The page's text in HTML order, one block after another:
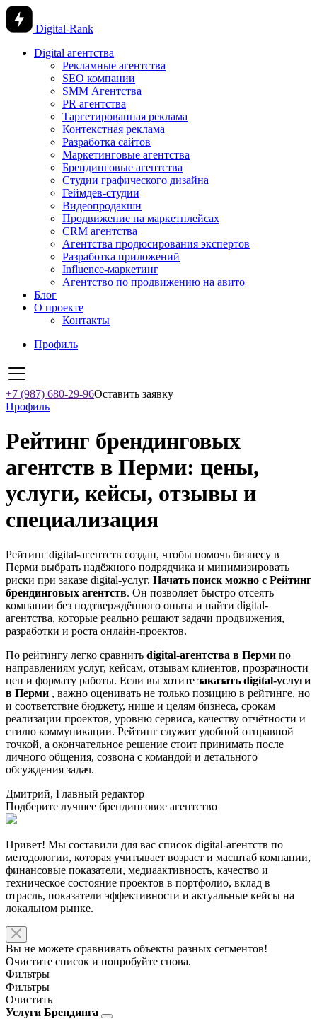
Digital-Rank
Digital агентства
Рекламные агентства
SEO компании
SMM Агентства
PR агентства
Таргетированная реклама
Контекстная реклама
Разработка сайтов
Маркетинговые агентства
Брендинговые агентства
Студии графического дизайна
Геймдев-студии
Видеопродакшн
Продвижение на маркетплейсах
CRM агентства
Агентства продюсирования экспертов
Разработка приложений
Influence-маркетинг
Агентство по продвижению на авито
Блог
О проекте
Контакты
Профиль
+7 (987) 680-29-96Оставить заявку
Профиль
Рейтинг брендинговых
агентств в Перми: цены,
услуги, кейсы, отзывы и
специализация
Рейтинг digital-агентств создан, чтобы помочь бизнесу в
Перми выбрать надёжного подрядчика и минимизировать
риски при заказе digital-услуг. Начать поиск можно с Рейтинг
брендинговых агентств. Он позволяет быстро отсеять
компании без подтверждённого опыта и найти digital-
агентства, которые реально решают задачи продвижения,
разработки и роста онлайн-проектов.
По рейтингу легко сравнить digital-агентства в Перми по
направлениям услуг, кейсам, отзывам клиентов, прозрачности
цен и формату работы. Если вы хотите заказать digital-услуги
в Перми , важно оценивать не только позицию в рейтинге, но
и соответствие бюджету, нише и целям бизнеса, срокам
реализации проектов, уровню сервиса, качеству отчётности и
стилю коммуникации. Рейтинг служит удобной отправной
точкой, а окончательное решение стоит принимать после
личного общения, созвона с командой и детального
обсуждения задач.
Дмитрий, Главный редактор
Подберите лучшее брендинговое агентство
Привет! Мы составили для вас список digital-агентств по
методологии, которая учитывает возраст и масштаб компании,
финансовые показатели, медиаактивность, качество и
техническое состояние проектов в портфолио, вклад в
отрасль, показатели эффективности и актуальные кейсы на
локальном рынке.
Вы не можете сравнивать объекты разных сегментов!
Очистите список и попробуйте снова.
Фильтры
Фильтры
Очистить
Услуги Брендинга